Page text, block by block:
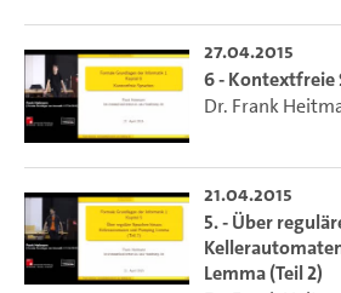
27.04.2015
6 - Kontextfreie
Dr. Frank
21.04.2015
5. - Über
Lemma (Teil 2)